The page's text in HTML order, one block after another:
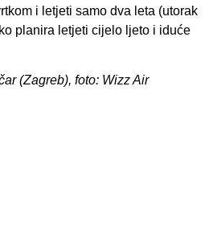
i letjeti samo dva leta (utorak
planira letjeti cijelo ljeto i iduće
(Zagreb), foto: Wizz Air